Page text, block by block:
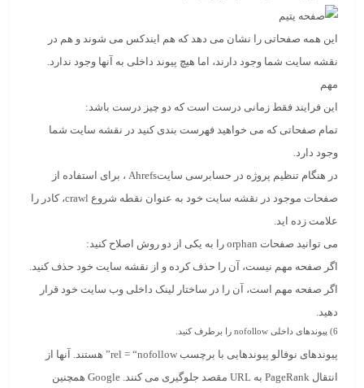
این همه صفحاتی را نشان می دهد که هم ایندکس می شوند و هم در
نقشه سایت شما وجود دارند، اما هیچ پیوند داخلی به آنها وجود ندارد.
مهم
این فرایند فقط زمانی درست است که دو چیز درست باشد:
تمام صفحاتی که می خواهید فهرست بندی کنید در نقشه سایت شما
وجود دارد.
در هنگام تنظیم پروژه در حسابرسی سایتAhrefs ، برای استفاده از
صفحات موجود در نقشه سایت خود به عنوان نقطه شروع crawl، کادر را
علامت زده اید.
می توانید صفحات orphan را به یکی از دو روش اصلاح کنید:
اگر صفحه مهم نیست، آن را حذف کرده و از نقشه سایت خود حذف کنید.
اگر صفحه مهم است، آن را در ساختار لینک داخلی وب سایت خود قرار
دهید.
6) پیوندهای داخلی را برطرف کنید.
پیوندهای نوفالو پیوندهایی با برچسب rel = “nofollow” هستند. آنها از
انتقال PageRank به URL مقصد جلوگیری می کنند. Google همچنین